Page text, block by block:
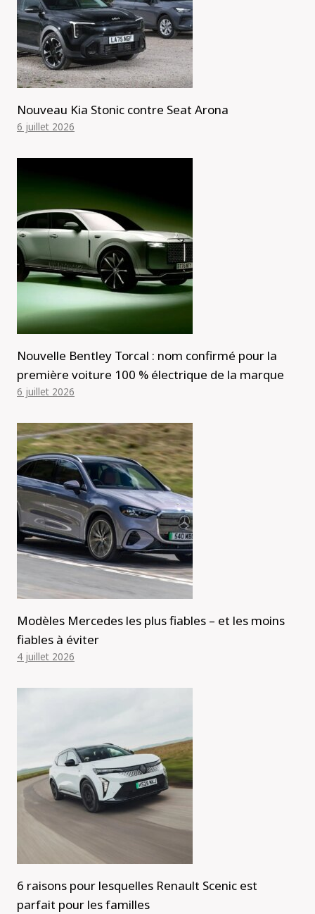
Nouveau Kia Stonic contre Seat Arona
6 juillet 2026
Nouvelle Bentley Torcal : nom confirmé pour la
première voiture 100 % électrique de la marque
6 juillet 2026
Modèles Mercedes les plus fiables – et les moins
fiables à éviter
4 juillet 2026
6 raisons pour lesquelles Renault Scenic est
parfait pour les familles